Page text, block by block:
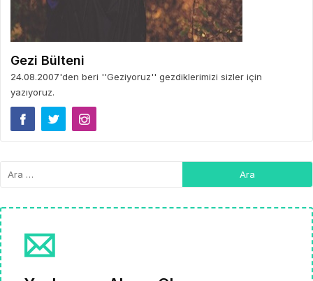
Gezi Bülteni
24.08.2007'den beri ''Geziyoruz'' gezdiklerimizi sizler için
yazıyoruz.